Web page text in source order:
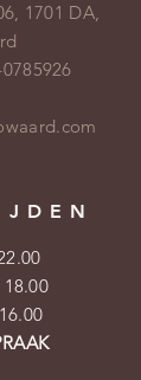
1701 DA,